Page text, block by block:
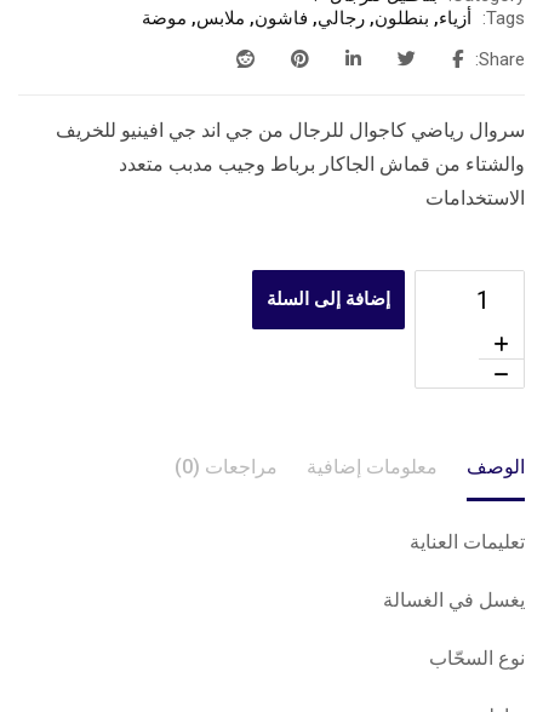
Tags:
أزياء, بنطلون, رجالي, فاشون, ملابس, موضة
Share:
سروال رياضي كاجوال للرجال من جي اند جي افينيو للخريف
والشتاء من قماش الجاكار برباط وجيب مدبب متعدد
الاستخدامات
إضافة إلى السلة
الوصف معلومات إضافية مراجعات (0)
تعليمات العناية
يغسل في الغسالة
نوع السحّاب